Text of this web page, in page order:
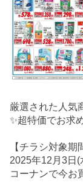
厳選された人気
✨超特価でお求
【チラシ対象期
2025年12月3日
コーナンで今お